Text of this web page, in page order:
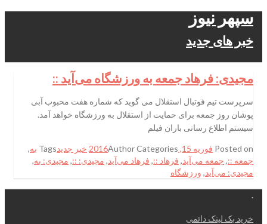
سپهر نیوز
خبر های جدید
مجیدی: فرهاد جمعه به ورزشگاه می‌آید ::
سرپرست تیم فوتبال استقلال می گوید که شماره هفت محبوب آبی
پوشان روز جمعه برای حمایت از استقلال به ورزشگاه خواهد آمد.
سیستم اطلاع رسانی باران فیلم
Posted on فوریه 15, 2016 AuthorCategories خبر جدیدTags به,
جمعه ::, جمعه می‌آید, فرهاد ::, فرهاد می‌آید, مجیدی: ::, مجیدی: به,
مجیدی: می‌آید, ورزشگاه
.
خرید بک لینک دائمی